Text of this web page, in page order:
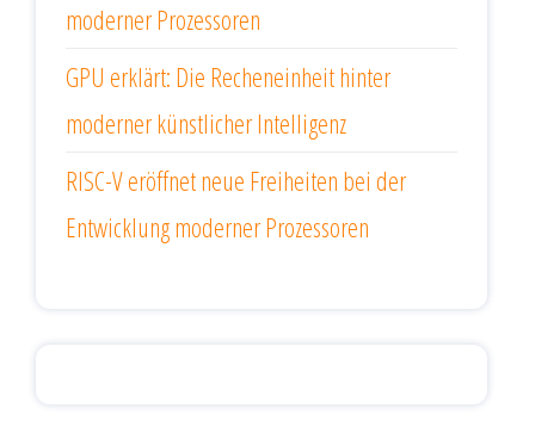
moderner Prozessoren
GPU erklärt: Die Recheneinheit hinter
moderner künstlicher Intelligenz
RISC-V eröffnet neue Freiheiten bei der
Entwicklung moderner Prozessoren